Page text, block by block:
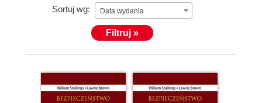
Sortuj wg: Data wydania
Filtruj »